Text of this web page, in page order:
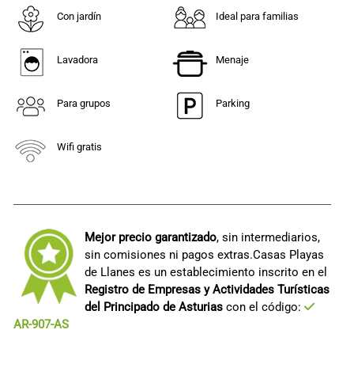
Con jardín Ideal para familias
Lavadora Menaje
Para grupos Parking
Wifi gratis
Mejor precio garantizado, sin intermediarios,
sin comisiones ni pagos extras.Casas Playas
de Llanes es un establecimiento inscrito en el
Registro de Empresas y Actividades Turísticas
del Principado de Asturias con el código:
AR-907-AS